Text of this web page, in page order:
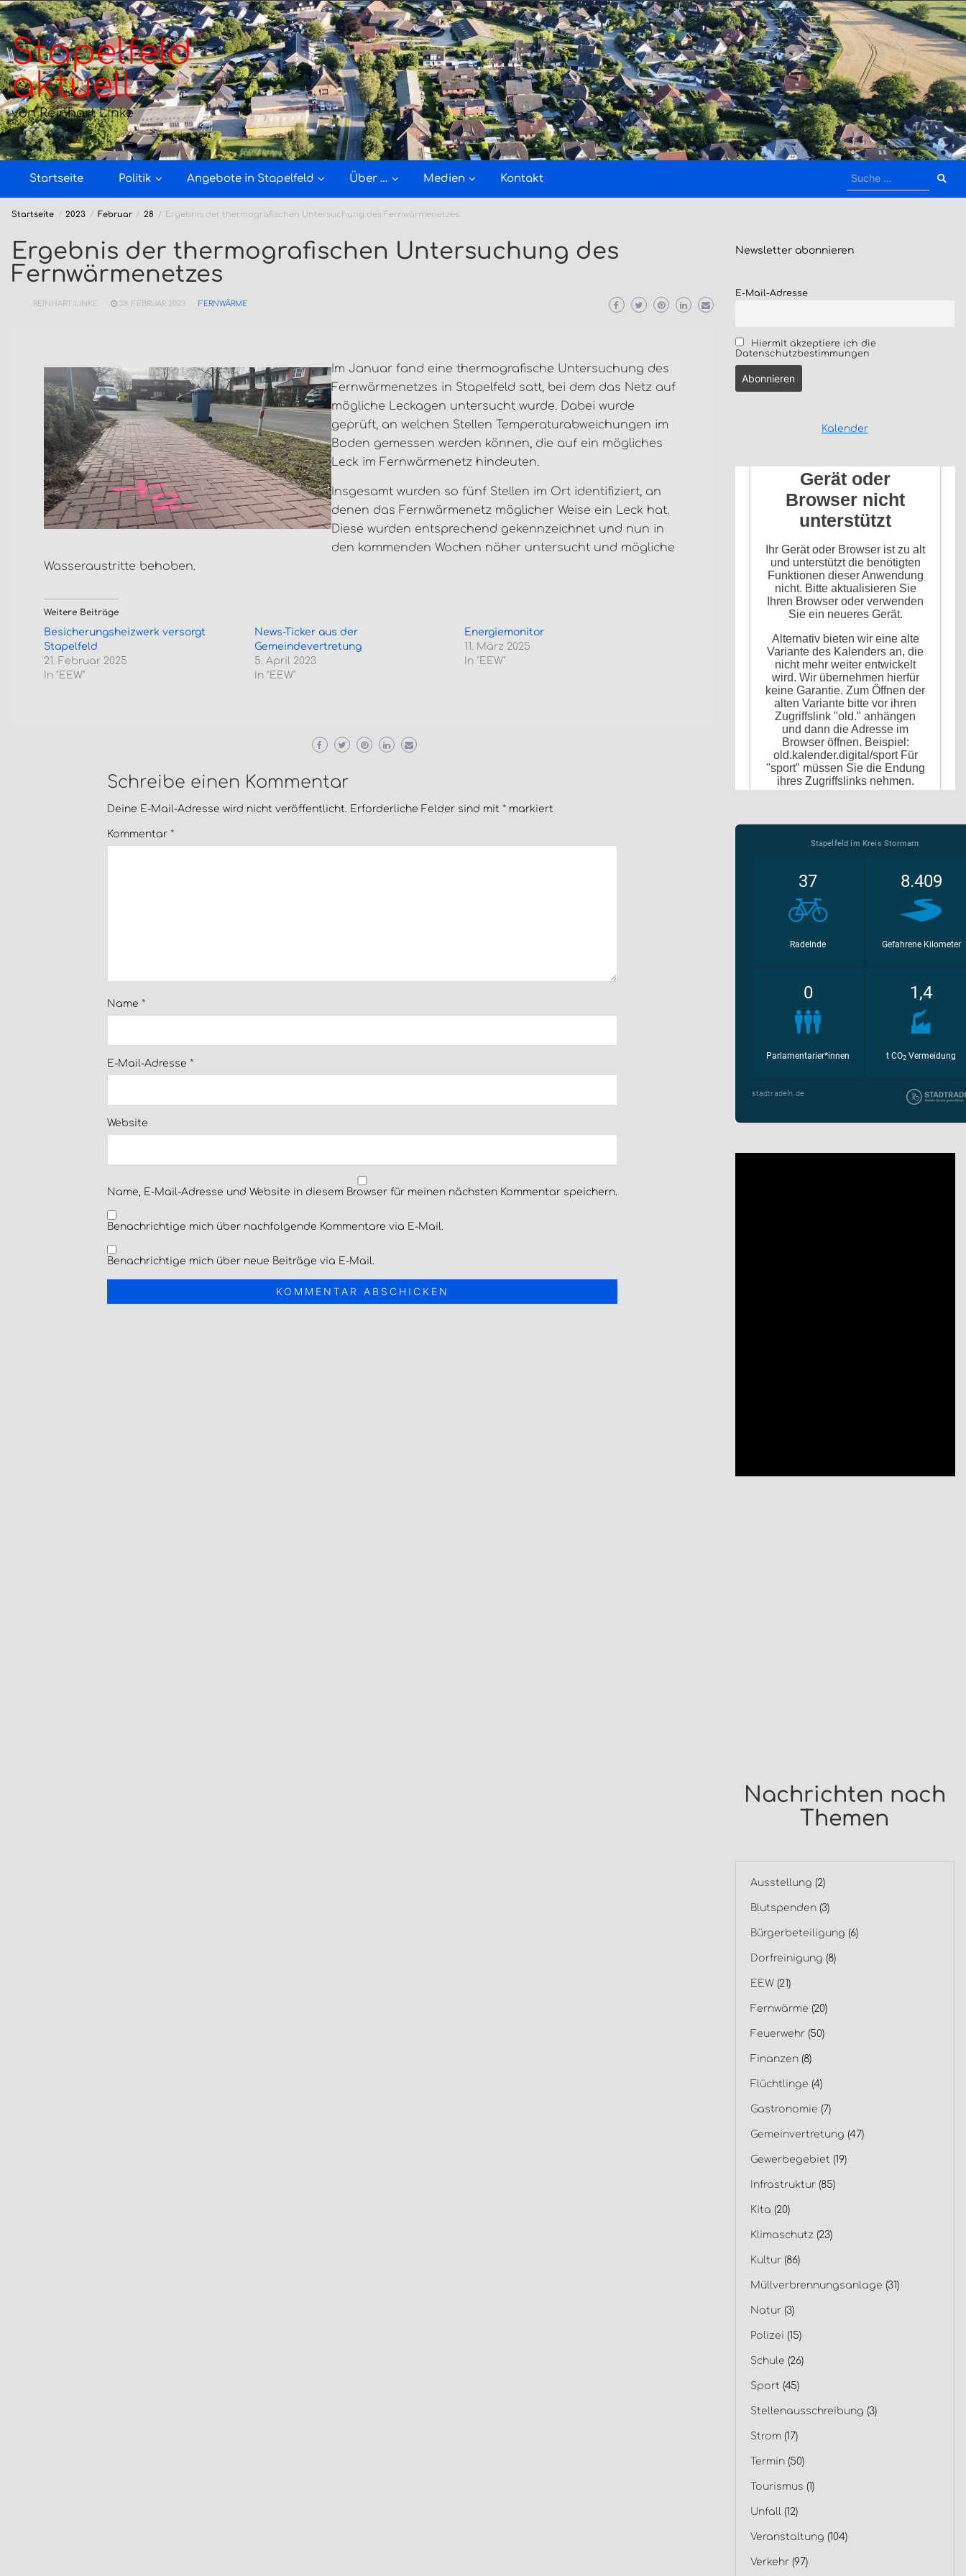
Zum
Inhalt
springen
Stapelfeld
aktuell
von Reinhart Linke
Startseite Politik Angebote in Stapelfeld Über … Medien Kontakt
Suche
Startseite 2023 Februar 28 Ergebnis der thermografischen Untersuchung des Fernwärmenetzes
Ergebnis der thermografischen Untersuchung des
Fernwärmenetzes
REINHART LINKE 28. FEBRUAR 2023 FERNWÄRME
Im Januar fand eine thermografische Untersuchung des
Fernwärmenetzes in Stapelfeld satt, bei dem das Netz auf
mögliche Leckagen untersucht wurde. Dabei wurde
geprüft, an welchen Stellen Temperaturabweichungen im
Boden gemessen werden können, die auf ein mögliches
Leck im Fernwärmenetz hindeuten.
Insgesamt wurden so fünf Stellen im Ort identifiziert, an
denen das Fernwärmenetz möglicher Weise ein Leck hat.
Diese wurden entsprechend gekennzeichnet und nun in
den kommenden Wochen näher untersucht und mögliche
Wasseraustritte behoben.
Weitere Beiträge
Besicherungsheizwerk versorgt
Stapelfeld
21. Februar 2025
In "EEW"
News-Ticker aus der
Gemeindevertretung
5. April 2023
In "EEW"
Energiemonitor
11. März 2025
In "EEW"
Schreibe einen Kommentar
Deine E-Mail-Adresse wird nicht veröffentlicht. Erforderliche Felder sind mit* markiert
Kommentar*
Name*
E-Mail-Adresse*
Website
Name, E-Mail-Adresse und Website in diesem Browser für meinen nächsten Kommentar speichern.
Benachrichtige mich über nachfolgende Kommentare via E-Mail.
Benachrichtige mich über neue Beiträge via E-Mail.
Newsletter abonnieren
E-Mail-Adresse
Hiermit akzeptiere ich die
Datenschutzbestimmungen
Kalender
Nachrichten nach
Themen
Ausstellung (2)
Blutspenden(3)
Bürgerbeteiligung (6)
Dorfreinigung (8)
EEW(21)
Fernwärme (20)
Feuerwehr(50)
Finanzen(8)
Flüchtlinge (4)
Gastronomie (7)
Gemeinvertretung (47)
Gewerbegebiet (19)
Infrastruktur(85)
Kita (20)
Klimaschutz (23)
Kultur(86)
Müllverbrennungsanlage (31)
Natur(3)
Polizei (15)
Schule (26)
Sport (45)
Stellenausschreibung (3)
Strom(17)
Termin(50)
Tourismus (1)
Unfall (12)
Veranstaltung (104)
Verkehr(97)